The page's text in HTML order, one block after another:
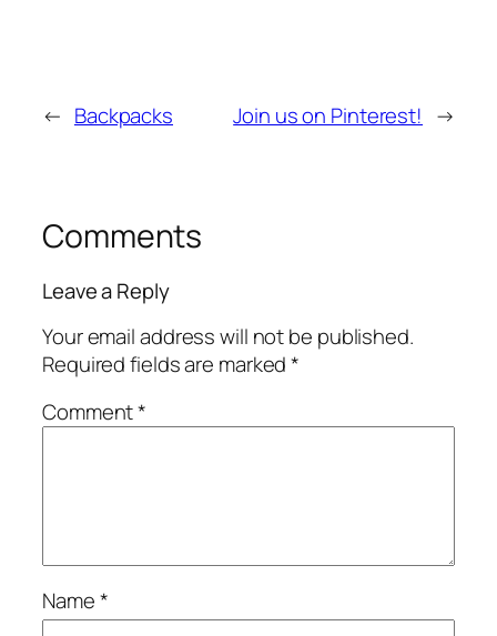
← Backpacks Join us on Pinterest! →
Comments
Leave a Reply
Your email address will not be published.
Required fields are marked*
Comment*
Name*